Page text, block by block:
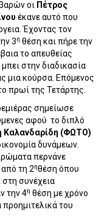
οι Πέτρος
έκανε αυτό που
Έχοντας τον
3η θέση και πήρε την
το απευθείας
στην διαδικασία
μια κούρσα. Επόμενος
πρωί της Τετάρτης.
σημείωσε
αφού το διπλό
Καλανδαρίδη (ΦΩΤΟ)
δυνάμεων.
περνάνε
τη 2ηθέση όπου
συνέχεια
την 4η θέση με χρόνο
προημιτελικά του